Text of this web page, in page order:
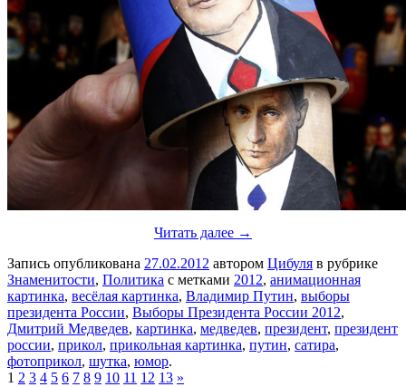
Читать далее →
Запись опубликована 27.02.2012 автором Цибуля в рубрике
Знаменитости, Политика с метками 2012, анимационная
картинка, весёлая картинка, Владимир Путин, выборы
президента России, Выборы Президента России 2012,
Дмитрий Медведев, картинка, медведев, президент, президент
россии, прикол, прикольная картинка, путин, сатира,
фотоприкол, шутка, юмор.
1 2 3 4 5 6 7 8 9 10 11 12 13 »